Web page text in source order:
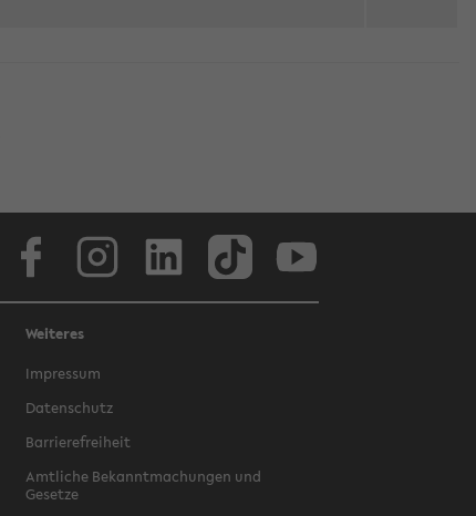
Weiteres
Impressum
Datenschutz
Barrierefreiheit
Amtliche Bekanntmachungen und
Gesetze